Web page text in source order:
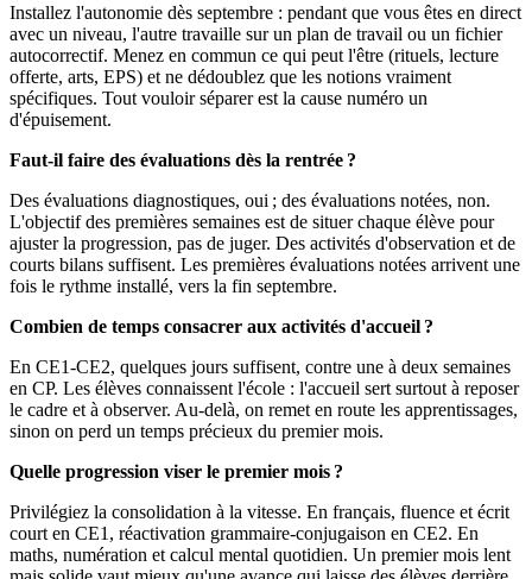
Installez l'autonomie dès septembre : pendant que vous êtes en direct
avec un niveau, l'autre travaille sur un plan de travail ou un fichier
autocorrectif. Menez en commun ce qui peut l'être (rituels, lecture
offerte, arts, EPS) et ne dédoublez que les notions vraiment
spécifiques. Tout vouloir séparer est la cause numéro un
d'épuisement.
Faut-il faire des évaluations dès la rentrée ?
Des évaluations diagnostiques, oui ; des évaluations notées, non.
L'objectif des premières semaines est de situer chaque élève pour
ajuster la progression, pas de juger. Des activités d'observation et de
courts bilans suffisent. Les premières évaluations notées arrivent une
fois le rythme installé, vers la fin septembre.
Combien de temps consacrer aux activités d'accueil ?
En CE1-CE2, quelques jours suffisent, contre une à deux semaines
en CP. Les élèves connaissent l'école : l'accueil sert surtout à reposer
le cadre et à observer. Au-delà, on remet en route les apprentissages,
sinon on perd un temps précieux du premier mois.
Quelle progression viser le premier mois ?
Privilégiez la consolidation à la vitesse. En français, fluence et écrit
court en CE1, réactivation grammaire-conjugaison en CE2. En
maths, numération et calcul mental quotidien. Un premier mois lent